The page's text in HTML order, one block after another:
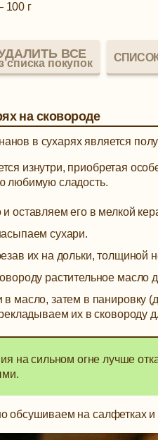
100 г
ВСЕ
списка покупок
на сковороде
в сухарях является
изнутри, приобретая
любимую сладость.
оставляем его в мелкой
сухари.
их на дольки, толщиной
растительное масло
масло, затем в панировку
их в сковороду
на сильном огне лучше
обсушиваем на салфетках